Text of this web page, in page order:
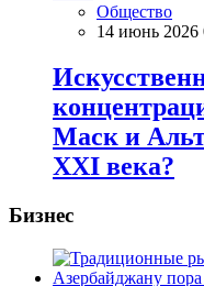
Общество
14 июнь 2026
Маск и
XXI века?
Бизнес